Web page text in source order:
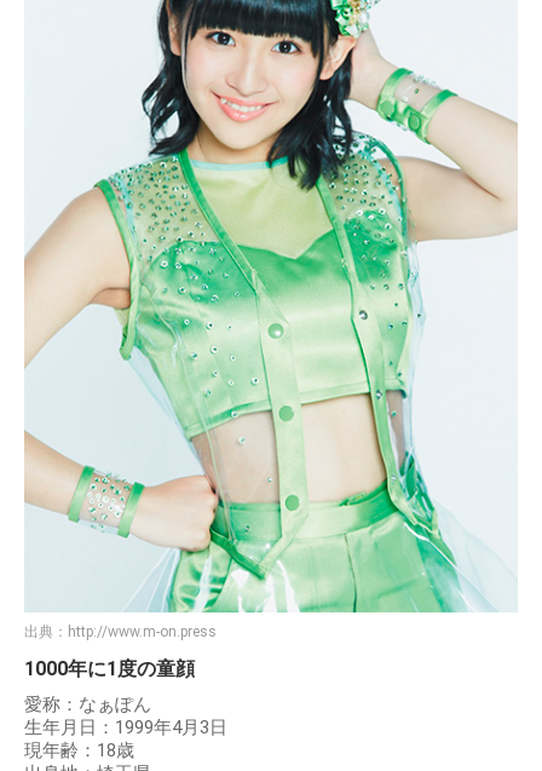
出典： http://www.m-on.press
1000年に1度の童顔
愛称：なぁぽん
生年月日：1999年4月3日
現年齢：18歳